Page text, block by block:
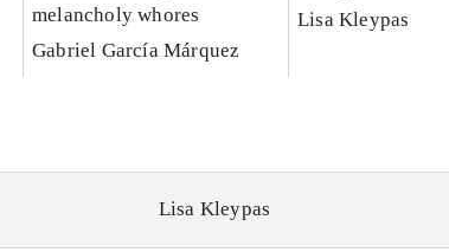
melancholy whores
Gabriel García Márquez
Lisa Kleypas
Lisa Kleypas